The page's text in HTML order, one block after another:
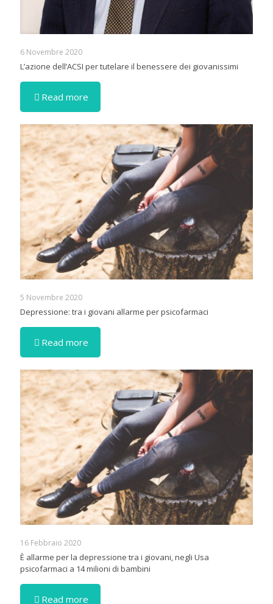
6 Novembre 2020
L’azione dell’ACSI per tutelare il benessere dei giovanissimi
Read more
5 Novembre 2020
Depressione: tra i giovani allarme per psicofarmaci
Read more
16 Febbraio 2020
È allarme per la depressione tra i giovani, negli Usa
psicofarmaci a 14 milioni di bambini
Read more